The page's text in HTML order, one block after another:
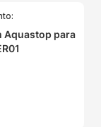
Aquastop para